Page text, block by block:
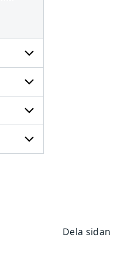
Undersidor
för
Radar
och
satellit
Undersidor
för
Väder
till
havs
Undersidor
för
Dela sidan